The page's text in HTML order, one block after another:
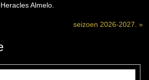
Almelo.
seizoen 2026-2027. »